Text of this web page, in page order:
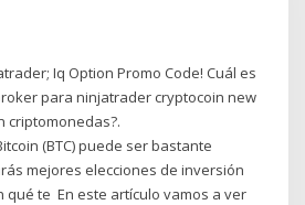
Iq Option Promo Code! Cuál es
para ninjatrader cryptocoin new
criptomonedas?.
(BTC) puede ser bastante
mejores elecciones de inversión
qué te En este artículo vamos a ver